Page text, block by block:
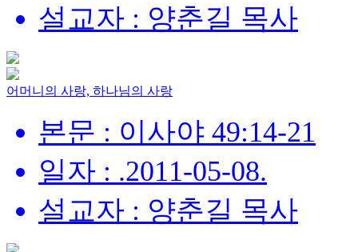
설교자 : 양춘길 목사
어머니의 사랑, 하나님의 사랑
본문 : 이사야 49:14-21
일자 : .2011-05-08.
설교자 : 양춘길 목사